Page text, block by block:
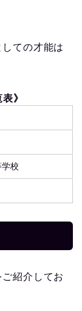
ての才能は
》
校
紹介してお